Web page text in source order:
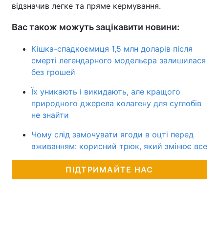
відзначив легке та пряме кермування.
Вас також можуть зацікавити новини:
Кішка-спадкоємиця 1,5 млн доларів після
смерті легендарного модельєра залишилася
без грошей
Їх уникають і викидають, але кращого
природного джерела колагену для суглобів
не знайти
Чому слід замочувати ягоди в оцті перед
вживанням: корисний трюк, який змінює все
ПІДТРИМАЙТЕ НАС